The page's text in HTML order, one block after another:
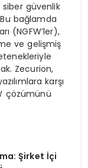
siber güvenlik
bağlamda
(NGFW’ler),
ve gelişmiş
Zecurion,
karşı
çözümünü
Şirket İçi